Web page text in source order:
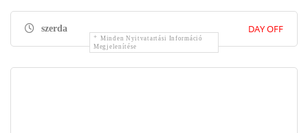
szerda DAY OFF
Minden Nyitvatartási Információ
Megjelenítése